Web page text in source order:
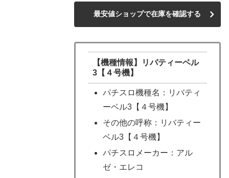
最安値ショップで在庫を確認する
【機種情報】リバティーベル
3【４号機】
パチスロ機種名：リバティ
ーベル3【４号機】
その他の呼称：リバティー
ベル3【４号機】
パチスロメーカー：アル
ゼ・エレコ